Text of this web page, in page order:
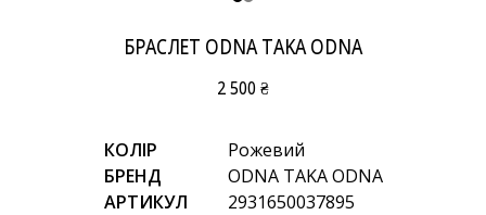
БРАСЛЕТ ODNA TAKA ODNA
2 500 ₴
КОЛІР
Рожевий
БРЕНД
ODNA TAKA ODNA
АРТИКУЛ
2931650037895